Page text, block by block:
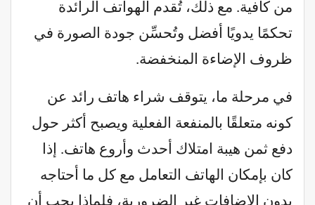
من كافية. مع ذلك، تُقدم الهواتف الرائدة
تحكمًا يدويًا أفضل وتُحسِّن جودة الصورة في
ظروف الإضاءة المنخفضة.
في مرحلة ما، يتوقف شراء هاتف رائد عن
كونه متعلقًا بالمنفعة الفعلية ويصبح أكثر حول
دفع ثمن هيبة امتلاك أحدث وأروع هاتف. إذا
كان بإمكان الهاتف التعامل مع كل ما أحتاجه
بدون الإضافات غير الضرورية، فلماذا يجب أن